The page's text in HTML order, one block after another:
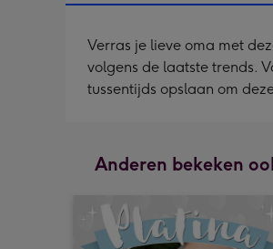
Verras je lieve oma met
volgens de laatste trends.
tussentijds opslaan om
Anderen bekeken